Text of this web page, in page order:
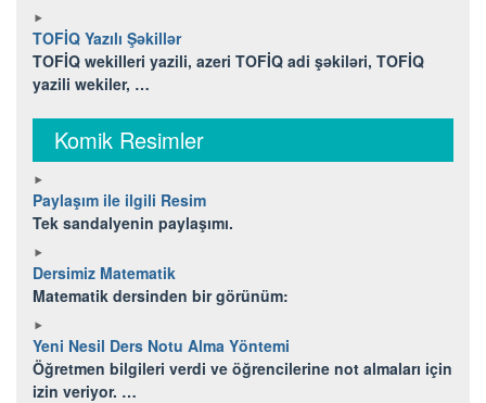
TOFİQ Yazılı Şəkillər
TOFİQ wekilleri yazili, azeri TOFİQ adi şəkiləri, TOFİQ
yazili wekiler, …
Komik Resimler
Paylaşım ile ilgili Resim
Tek sandalyenin paylaşımı.
Dersimiz Matematik
Matematik dersinden bir görünüm:
Yeni Nesil Ders Notu Alma Yöntemi
Öğretmen bilgileri verdi ve öğrencilerine not almaları için
izin veriyor. …